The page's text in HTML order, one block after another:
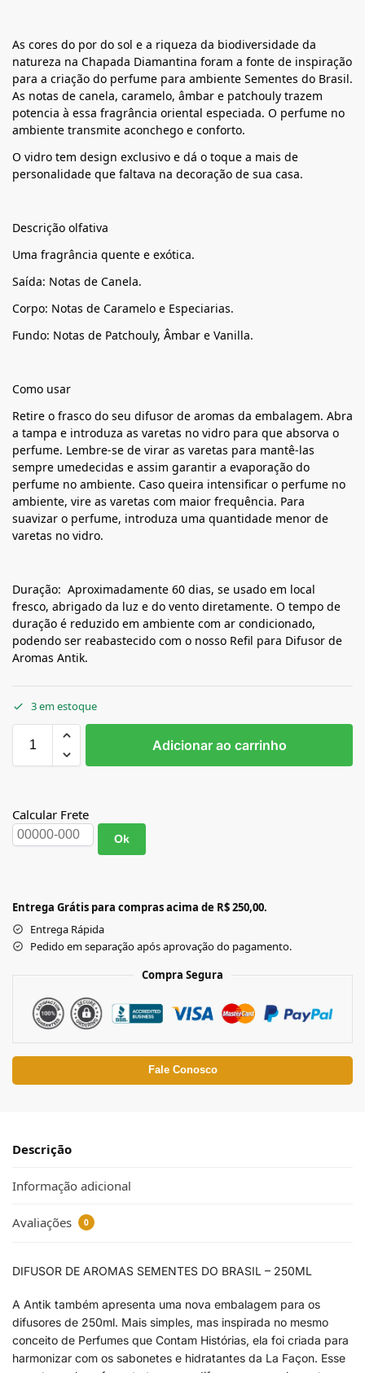
As cores do por do sol e a riqueza da biodiversidade da
natureza na Chapada Diamantina foram a fonte de inspiração
para a criação do perfume para ambiente Sementes do Brasil.
As notas de canela, caramelo, âmbar e patchouly trazem
potencia à essa fragrância oriental especiada. O perfume no
ambiente transmite aconchego e conforto.
O vidro tem design exclusivo e dá o toque a mais de
personalidade que faltava na decoração de sua casa.
Descrição olfativa
Uma fragrância quente e exótica.
Saída: Notas de Canela.
Corpo: Notas de Caramelo e Especiarias.
Fundo: Notas de Patchouly, Âmbar e Vanilla.
Como usar
Retire o frasco do seu difusor de aromas da embalagem. Abra
a tampa e introduza as varetas no vidro para que absorva o
perfume. Lembre-se de virar as varetas para mantê-las
sempre umedecidas e assim garantir a evaporação do
perfume no ambiente. Caso queira intensificar o perfume no
ambiente, vire as varetas com maior frequência. Para
suavizar o perfume, introduza uma quantidade menor de
varetas no vidro.
Duração: Aproximadamente 60 dias, se usado em local
fresco, abrigado da luz e do vento diretamente. O tempo de
duração é reduzido em ambiente com ar condicionado,
podendo ser reabastecido com o nosso Refil para Difusor de
Aromas Antik.
3 em estoque
Adicionar ao carrinho
Calcular Frete
Ok
Entrega Grátis para compras acima de R$ 250,00.
Entrega Rápida
Pedido em separação após aprovação do pagamento.
Compra Segura
Fale Conosco
Descrição
Informação adicional
Avaliações 0
DIFUSOR DE AROMAS SEMENTES DO BRASIL – 250ML
A Antik também apresenta uma nova embalagem para os
difusores de 250ml. Mais simples, mas inspirada no mesmo
conceito de Perfumes que Contam Histórias, ela foi criada para
harmonizar com os sabonetes e hidratantes da La Façon. Esse